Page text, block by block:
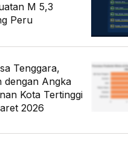
M 5,3
Peru
Tenggara,
dengan Angka
Kota Tertinggi
2026